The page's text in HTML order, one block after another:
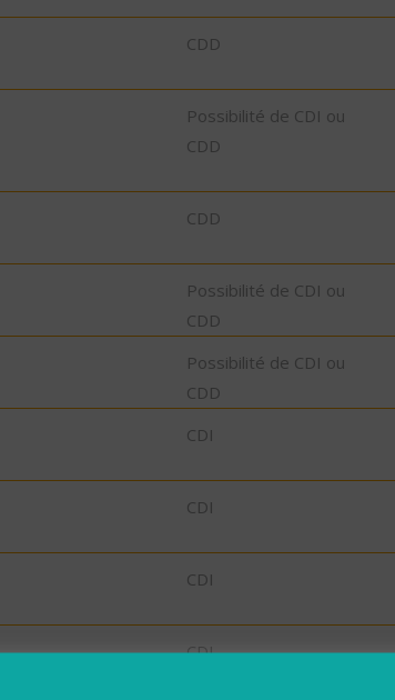
CDD
Possibilité de CDI ou
CDD
CDD
Possibilité de CDI ou
CDD
Possibilité de CDI ou
CDD
CDI
CDI
CDI
CDI